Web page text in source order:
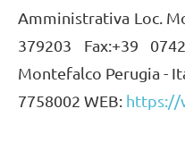
Amministrativa Loc.
379203 Fax:+39
Montefalco Perugia -
7758002 WEB: https://